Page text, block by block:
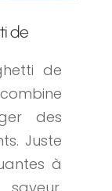
de
de
des
Juste
à